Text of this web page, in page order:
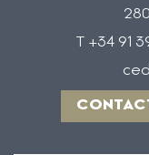
T +34 91